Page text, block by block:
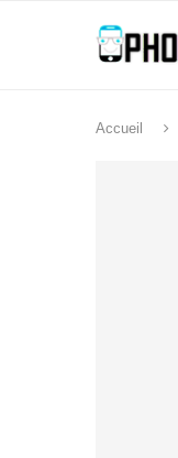
Accueil